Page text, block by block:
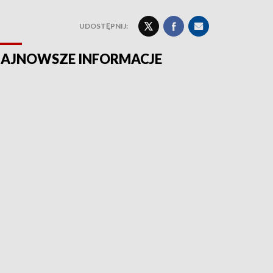
UDOSTĘPNIJ:
INFORMACJE